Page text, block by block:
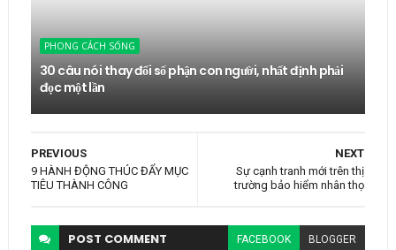
PHONG CÁCH SỐNG
30 câu nói thay đổi số phận con người, nhất định phải
đọc một lần
NEXT
Sự cạnh tranh mới trên thị
trường bảo hiểm nhân thọ
PREVIOUS
9 HÀNH ĐỘNG THÚC ĐẨY MỤC
TIÊU THÀNH CÔNG
POST COMMENT FACEBOOK BLOGGER